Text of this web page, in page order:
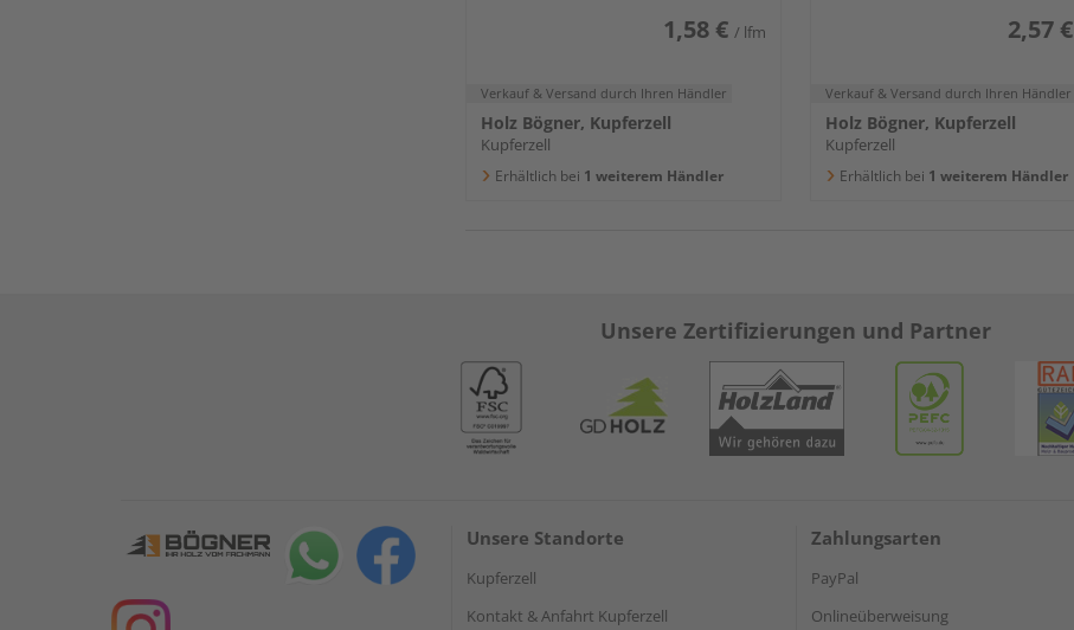
1,58 € / lfm
Verkauf & Versand durch Ihren Händler
Holz Bögner, Kupferzell
Kupferzell
Erhältlich bei 1 weiterem Händler
2,57 €
Verkauf & Versand durch Ihren Händler
Holz Bögner, Kupferzell
Kupferzell
Erhältlich bei 1 weiterem Händler
Unsere Zertifizierungen und Partner
Unsere Standorte
Kupferzell
Kontakt & Anfahrt Kupferzell
Zahlungsarten
PayPal
Onlineüberweisung